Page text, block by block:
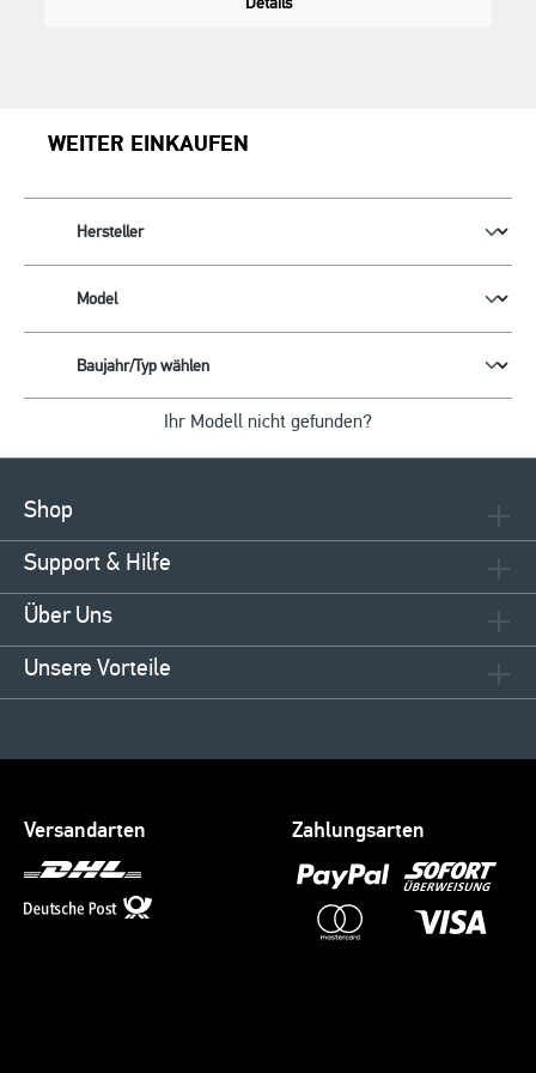
WEITER EINKAUFEN
Ihr Modell nicht gefunden?
Shop
Support & Hilfe
Über Uns
Unsere Vorteile
Versandarten Zahlungsarten